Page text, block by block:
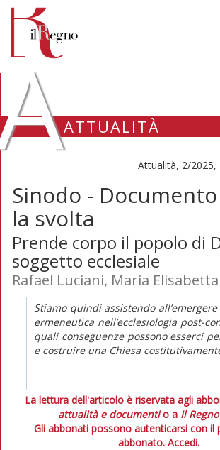
ATTUALITÀ
Attualità, 2/2025,
Sinodo -
la svolta
Prende corpo il popolo di
soggetto ecclesiale
Rafael Luciani, Maria
Stiamo quindi assistendo
ermeneutica nell’ecclesiologia post-
quali conseguenze possono esserci
e costruire una Chiesa
La lettura dell'articolo è riservata agli
attualità e documentio a Il
Gli abbonati possono autenticarsi con il
abbonato. Accedi.